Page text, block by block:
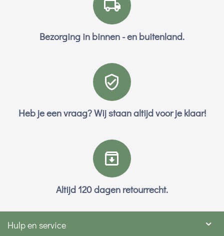
Bezorging in binnen - en buitenland.
Heb je een vraag? Wij staan altijd voor je klaar!
Altijd 120 dagen retourrecht.
Hulp en service